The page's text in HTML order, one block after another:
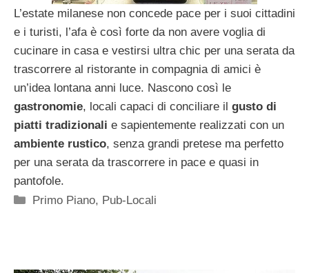
L’estate milanese non concede pace per i suoi cittadini
e i turisti, l’afa è così forte da non avere voglia di
cucinare in casa e vestirsi ultra chic per una serata da
trascorrere al ristorante in compagnia di amici è
un’idea lontana anni luce. Nascono così le
gastronomie, locali capaci di conciliare il gusto di
piatti tradizionali e sapientemente realizzati con un
ambiente rustico, senza grandi pretese ma perfetto
per una serata da trascorrere in pace e quasi in
pantofole.
Categorie
Primo Piano, Pub-Locali